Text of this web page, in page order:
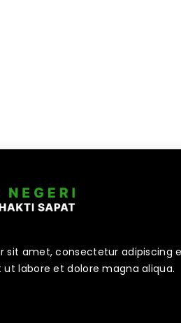
sit amet, consectetur adipiscing
labore et dolore magna aliqua.